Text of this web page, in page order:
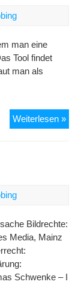
man eine
Tool findet
man als
Weiterlesen »
Bildrechte:
Media, Mainz
Schwenke – I